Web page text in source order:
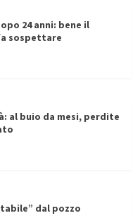
24 anni: bene il
sospettare
al buio da mesi, perdite
dal pozzo